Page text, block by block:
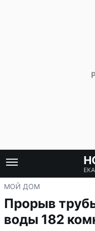
МОЙ ДОМ
Прорыв
воды 182